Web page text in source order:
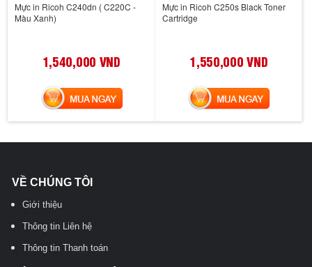
Mực in Ricoh C240dn ( C220C -
Màu Xanh)
1,540,000 VND
MUA NGAY
Mực in Ricoh C250s Black Toner
Cartridge
1,550,000 VND
MUA NGAY
VỀ CHÚNG TÔI
Giới thiệu
Thông tin Liên hệ
Thông tin Thanh toán